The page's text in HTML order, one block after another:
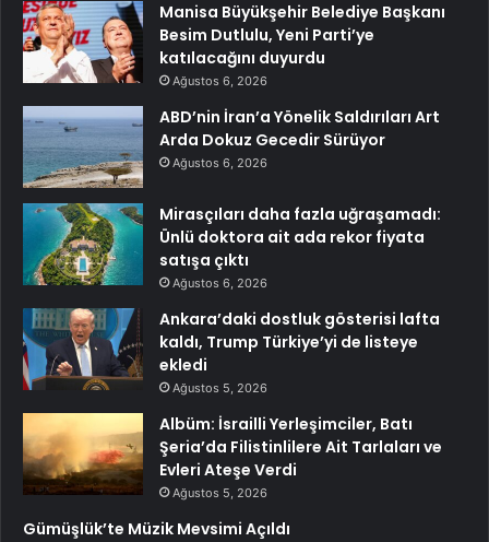
Manisa Büyükşehir Belediye Başkanı
Besim Dutlulu, Yeni Parti’ye
katılacağını duyurdu
Ağustos 6, 2026
ABD’nin İran’a Yönelik Saldırıları Art
Arda Dokuz Gecedir Sürüyor
Ağustos 6, 2026
Mirasçıları daha fazla uğraşamadı:
Ünlü doktora ait ada rekor fiyata
satışa çıktı
Ağustos 6, 2026
Ankara’daki dostluk gösterisi lafta
kaldı, Trump Türkiye’yi de listeye
ekledi
Ağustos 5, 2026
Albüm: İsrailli Yerleşimciler, Batı
Şeria’da Filistinlilere Ait Tarlaları ve
Evleri Ateşe Verdi
Ağustos 5, 2026
Gümüşlük’te Müzik Mevsimi Açıldı